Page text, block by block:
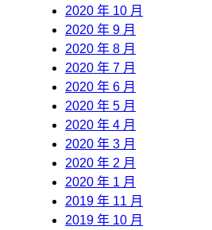
2020 年 10 月
2020 年 9 月
2020 年 8 月
2020 年 7 月
2020 年 6 月
2020 年 5 月
2020 年 4 月
2020 年 3 月
2020 年 2 月
2020 年 1 月
2019 年 11 月
2019 年 10 月